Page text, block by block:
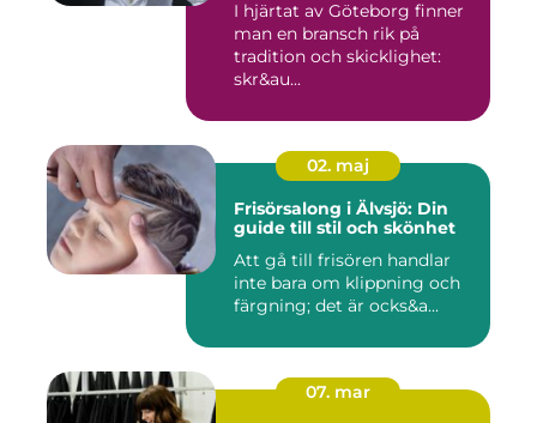
I hjärtat av Göteborg finner
man en bransch rik på
tradition och skicklighet:
skr&au...
02. maj
Frisörsalong i Älvsjö: Din
guide till stil och skönhet
Att gå till frisören handlar
inte bara om klippning och
färgning; det är ocks&a...
07. mar